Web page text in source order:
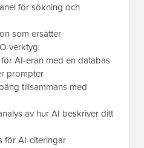
för sökning och
som ersätter
verktyg
AI-eran med en databas
prompter
tillsammans med
av hur AI beskriver ditt
för AI-citeringar